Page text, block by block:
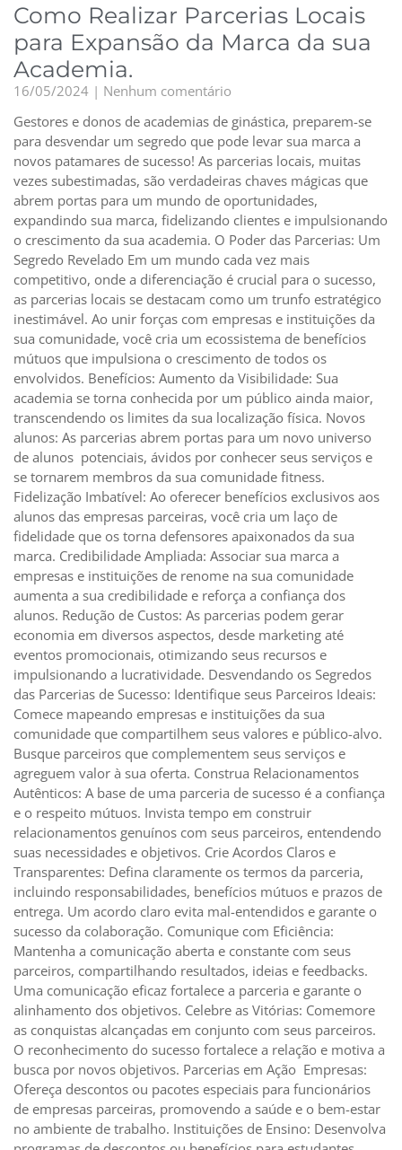
Como Realizar Parcerias Locais
para Expansão da Marca da sua
Academia.
16/05/2024
Nenhum comentário
Gestores e donos de academias de ginástica, preparem-se
para desvendar um segredo que pode levar sua marca a
novos patamares de sucesso! As parcerias locais, muitas
vezes subestimadas, são verdadeiras chaves mágicas que
abrem portas para um mundo de oportunidades,
expandindo sua marca, fidelizando clientes e impulsionando
o crescimento da sua academia. O Poder das Parcerias: Um
Segredo Revelado Em um mundo cada vez mais
competitivo, onde a diferenciação é crucial para o sucesso,
as parcerias locais se destacam como um trunfo estratégico
inestimável. Ao unir forças com empresas e instituições da
sua comunidade, você cria um ecossistema de benefícios
mútuos que impulsiona o crescimento de todos os
envolvidos. Benefícios: Aumento da Visibilidade: Sua
academia se torna conhecida por um público ainda maior,
transcendendo os limites da sua localização física. Novos
alunos: As parcerias abrem portas para um novo universo
de alunos potenciais, ávidos por conhecer seus serviços e
se tornarem membros da sua comunidade fitness.
Fidelização Imbatível: Ao oferecer benefícios exclusivos aos
alunos das empresas parceiras, você cria um laço de
fidelidade que os torna defensores apaixonados da sua
marca. Credibilidade Ampliada: Associar sua marca a
empresas e instituições de renome na sua comunidade
aumenta a sua credibilidade e reforça a confiança dos
alunos. Redução de Custos: As parcerias podem gerar
economia em diversos aspectos, desde marketing até
eventos promocionais, otimizando seus recursos e
impulsionando a lucratividade. Desvendando os Segredos
das Parcerias de Sucesso: Identifique seus Parceiros Ideais:
Comece mapeando empresas e instituições da sua
comunidade que compartilhem seus valores e público-alvo.
Busque parceiros que complementem seus serviços e
agreguem valor à sua oferta. Construa Relacionamentos
Autênticos: A base de uma parceria de sucesso é a confiança
e o respeito mútuos. Invista tempo em construir
relacionamentos genuínos com seus parceiros, entendendo
suas necessidades e objetivos. Crie Acordos Claros e
Transparentes: Defina claramente os termos da parceria,
incluindo responsabilidades, benefícios mútuos e prazos de
entrega. Um acordo claro evita mal-entendidos e garante o
sucesso da colaboração. Comunique com Eficiência:
Mantenha a comunicação aberta e constante com seus
parceiros, compartilhando resultados, ideias e feedbacks.
Uma comunicação eficaz fortalece a parceria e garante o
alinhamento dos objetivos. Celebre as Vitórias: Comemore
as conquistas alcançadas em conjunto com seus parceiros.
O reconhecimento do sucesso fortalece a relação e motiva a
busca por novos objetivos. Parcerias em Ação Empresas:
Ofereça descontos ou pacotes especiais para funcionários
de empresas parceiras, promovendo a saúde e o bem-estar
no ambiente de trabalho. Instituições de Ensino: Desenvolva